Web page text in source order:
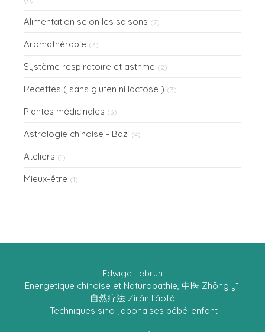
Alimentation selon les saisons (7)
Aromathérapie (3)
Système respiratoire et asthme (2)
Recettes ( sans gluten ni lactose ) (3)
Plantes médicinales (3)
Astrologie chinoise - Bazi (4)
Ateliers (1)
Mieux-être (1)
Edwige Lebrun
Energetique chinoise et Naturopathie, 中医 Zhōng yī
自然疗法 Zìrán liáofǎ
Techniques sino-japonaises bébé-enfant